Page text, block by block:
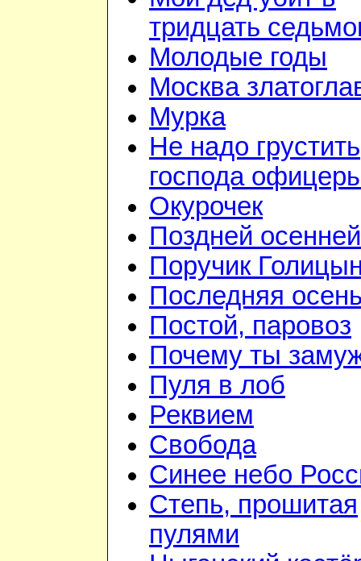
тридцать
Молодые годы
Москва
Мурка
Не надо
господа
Окурочек
Поздней
Поручик
Последняя
Постой, паровоз
Почему ты
Пуля в лоб
Реквием
Свобода
Синее небо
Степь, прошитая
пулями